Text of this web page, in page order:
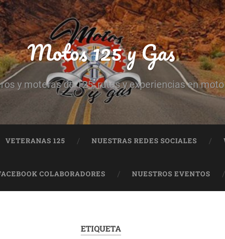
Motos 125 y Gas
y moteras de 125, rutas y experiencias en moto
VETERANAS 125 NUESTRAS REDES SOCIALES
COLABORADORES NUESTROS EVENTOS
ETIQUETA